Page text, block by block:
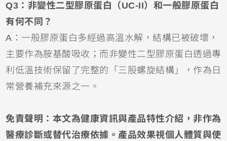
Q3：非變性二型膠原蛋白（UC-II）和一般膠原蛋白
有何不同？
A：一般膠原蛋白多經過高溫水解，結構已被破壞，
主要作為胺基酸吸收；而非變性二型膠原蛋白透過專
利低溫技術保留了完整的「三股螺旋結構」，作為日
常營養補充來源之一。
免責聲明：本文為健康資訊與產品特性介紹，非作為
醫療診斷或替代治療依據。產品效果視個人體質與使